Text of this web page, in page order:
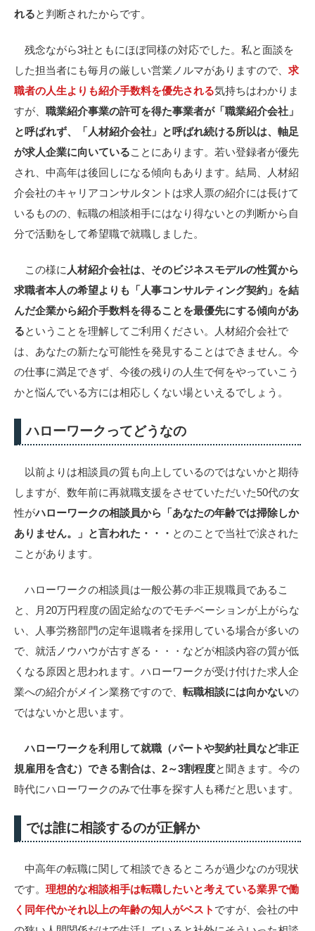
れると判断されたからです。
残念ながら3社ともにほぼ同様の対応でした。私と面談を
した担当者にも毎月の厳しい営業ノルマがありますので、 求
職者の人生よりも紹介手数料を優先される気持ちはわかりま
すが、 職業紹介事業の許可を得た事業者が「職業紹介会社」
と呼ばれず、「人材紹介会社」と呼ばれ続ける所以は、軸足
が求人企業に向いていることにあります。若い登録者が優先
され、中高年は後回しになる傾向もあります。 結局、人材紹
介会社のキャリアコンサルタントは求人票の紹介には長けて
いるものの、転職の相談相手にはなり得ないとの判断から自
分で活動をして希望職で就職しました。
この様に 人材紹介会社は、そのビジネスモデルの性質から
求職者本人の希望よりも「人事コンサルティング契約」を結
んだ企業から紹介手数料を得ることを最優先にする傾向があ
るということを理解してご利用ください。
人材紹介会社で
は、あなたの新たな可能性を発見することはできません。今
の仕事に満足できず、 今後の残りの人生で何をやっていこう
かと悩んでいる方には相応しくない場といえるでしょう。
ハローワークってどうなの
以前よりは相談員の質も向上しているのではないかと期待
しますが、数年前に再就職支援をさせていただいた50代の女
性がハローワークの相談員から「あなたの年齢では掃除しか
ありません。」と言われた・・・ とのことで当社で涙された
ことがあります。
ハローワークの相談員は一般公募の非正規職員であるこ
と、月20万円程度の固定給なのでモチベーションが上がらな
い、人事労務部門の定年退職者を採用している場合が多いの
で、就活ノウハウが古すぎる・・・などが相談内容の質が低
くなる原因と思われます。ハローワークが受け付けた求人企
業への紹介がメイン業務ですので、 転職相談には向かないの
ではないかと思います。
ハローワークを利用して就職（パートや契約社員など非正
規雇用を含む）できる割合は、2～3割程度と聞きます。今の
時代にハローワークのみで仕事を探す人も稀だと思います。
では誰に相談するのが正解か
中高年の転職に関して相談できるところが過少なのが現状
です。 理想的な相談相手は転職したいと考えている業界で働
く同年代かそれ以上の年齢の知人がベスト ですが、会社の中